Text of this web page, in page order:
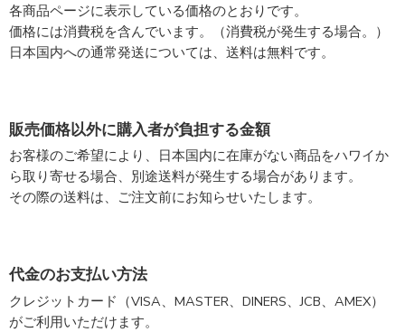
各商品ページに表示している価格のとおりです。
価格には消費税を含んでいます。（消費税が発生する場合。）
日本国内への通常発送については、送料は無料です。
販売価格以外に購入者が負担する金額
お客様のご希望により、日本国内に在庫がない商品をハワイか
ら取り寄せる場合、別途送料が発生する場合があります。
その際の送料は、ご注文前にお知らせいたします。
代金のお支払い方法
クレジットカード（VISA、MASTER、DINERS、JCB、AMEX）
がご利用いただけます。